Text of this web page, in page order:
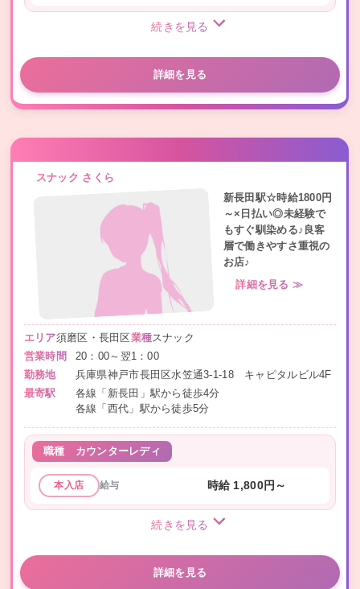
続きを見る
詳細を見る
スナック さくら
新長田駅☆時給1800円
～×日払い◎未経験で
もすぐ馴染める♪良客
層で働きやすさ重視の
お店♪
詳細を見る ≫
エリア須磨区・長田区業種スナック
営業時間
20：00～翌1：00
勤務地
兵庫県神戸市長田区水笠通3-1-18 キャピタルビル4F
最寄駅
各線「新長田」駅から徒歩4分
各線「西代」駅から徒歩5分
職種 カウンターレディ
本入店 給与 時給 1,800円～
続きを見る
詳細を見る